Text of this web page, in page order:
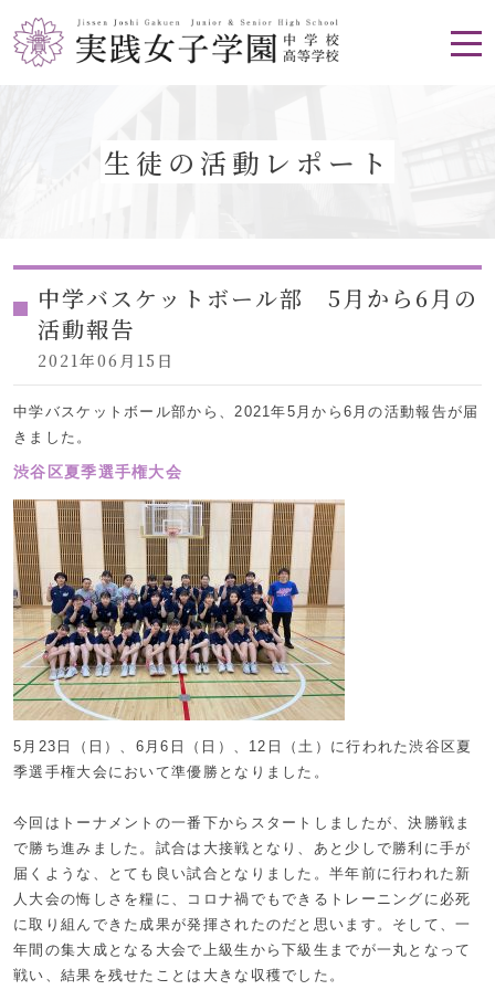
生徒の活動レポート
中学バスケットボール部 5月から6月の
活動報告
2021年06月15日
中学バスケットボール部から、2021年5月から6月の活動報告が届
きました。
渋谷区夏季選手権大会
5月23日（日）、6月6日（日）、12日（土）に行われた渋谷区夏
季選手権大会において準優勝となりました。
今回はトーナメントの一番下からスタートしましたが、決勝戦ま
で勝ち進みました。試合は大接戦となり、あと少しで勝利に手が
届くような、とても良い試合となりました。半年前に行われた新
人大会の悔しさを糧に、コロナ禍でもできるトレーニングに必死
に取り組んできた成果が発揮されたのだと思います。そして、一
年間の集大成となる大会で上級生から下級生までが一丸となって
戦い、結果を残せたことは大きな収穫でした。